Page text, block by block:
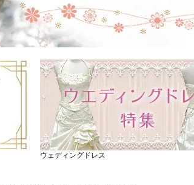
ウェディングドレス